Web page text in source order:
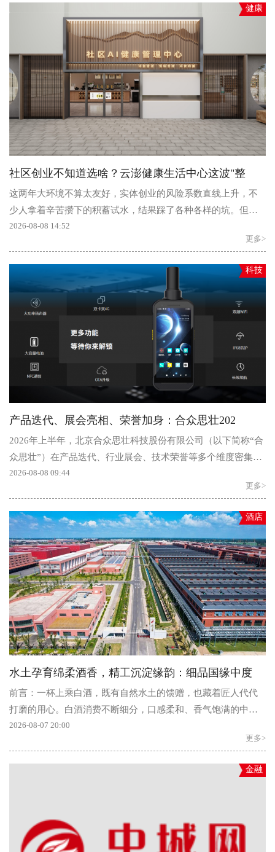
健康
社区创业不知道选啥？云澎健康生活中心这波"整
这两年大环境不算太友好，实体创业的风险系数直线上升，不
少人拿着辛苦攒下的积蓄试水，结果踩了各种各样的坑。但有
一个赛道却在逆势升温——社区健康...
2026-08-08 14:52
更多>
科技
产品迭代、展会亮相、荣誉加身：合众思壮202
2026年上半年，北京合众思壮科技股份有限公司（以下简称“合
众思壮”）在产品迭代、行业展会、技术荣誉等多个维度密集布
局。从北斗高精度手持终端...
2026-08-08 09:44
更多>
酒店
水土孕育绵柔酒香，精工沉淀缘韵：细品国缘中度
前言：一杯上乘白酒，既有自然水土的馈赠，也藏着匠人代代
打磨的用心。白酒消费不断细分，口感柔和、香气饱满的中度
高端白酒，越来越适配大众各类宴席...
2026-08-07 20:00
更多>
金融